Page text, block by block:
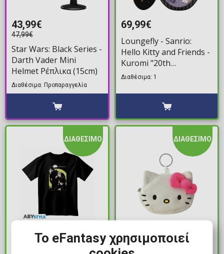
43,99€
47,99€
Star Wars: Black Series -
Darth Vader Mini
Helmet Ρέπλικα (15cm)
Διαθέσιμα: Προπαραγγελία
69,99€
Loungefly - Sanrio:
Hello Kitty and Friends -
Kuromi "20th
Anniversary" Mini
Διαθέσιμα: 1
ΔΙΑΘΕΣΙΜΟ
25,00€
Jujutsu Kaisen - Itadori
ΔΙΑΘΕΣΙΜΟ
5,99€
Sanrio: Hello Kitty &
Το eFantasy χρησιμοποιεί